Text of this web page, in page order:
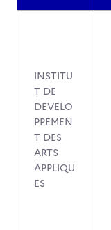
INSTITU
T DE
DEVELO
PPEMEN
T DES
ARTS
APPLIQU
ES